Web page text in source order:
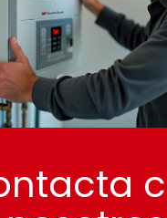
nosotros